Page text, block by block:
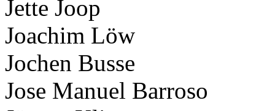
Jette Joop
Joachim Löw
Jochen Busse
Jose Manuel Barroso